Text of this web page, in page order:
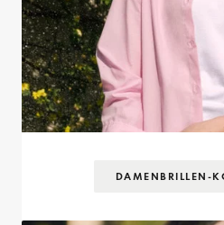
DAMENBRILLEN-